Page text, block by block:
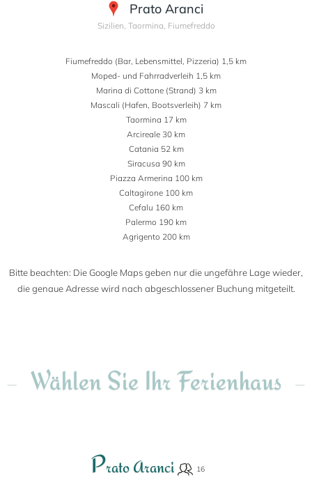
Prato Aranci
Sizilien, Taormina, Fiumefreddo
Fiumefreddo (Bar, Lebensmittel, Pizzeria) 1,5 km
Moped- und Fahrradverleih 1,5 km
Marina di Cottone (Strand) 3 km
Mascali (Hafen, Bootsverleih) 7 km
Taormina 17 km
Arcireale 30 km
Catania 52 km
Siracusa 90 km
Piazza Armerina 100 km
Caltagirone 100 km
Cefalu 160 km
Palermo 190 km
Agrigento 200 km
Bitte beachten: Die Google Maps geben nur die ungefähre Lage wieder,
die genaue Adresse wird nach abgeschlossener Buchung mitgeteilt.
Wählen Sie Ihr Ferienhaus
Prato Aranci